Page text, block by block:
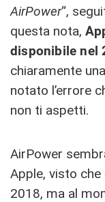
AirPower“,
questa nota,
disponibile nel
chiaramente
notato l’errore
non ti aspetti.
AirPower
Apple, visto
2018, ma al